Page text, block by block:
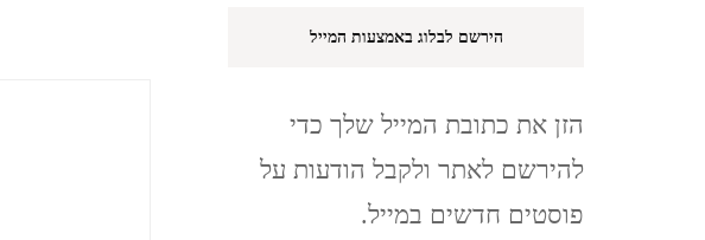
הירשם לבלוג באמצעות המייל
הזן את כתובת המייל שלך כדי
להירשם לאתר ולקבל הודעות על
פוסטים חדשים במייל.